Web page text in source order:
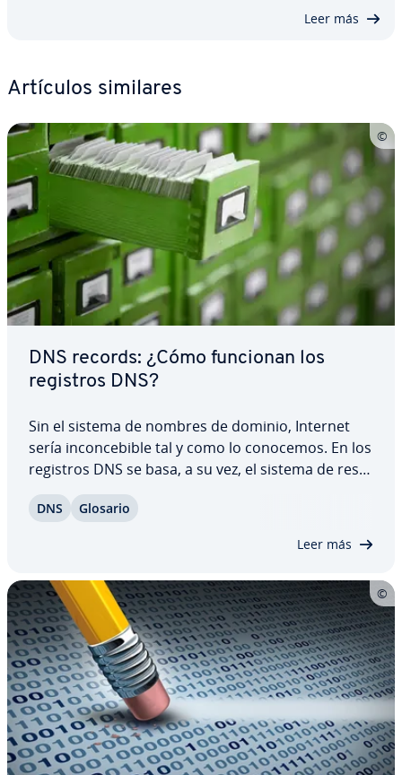
Leer más
Artículos similares
DNS records: ¿Cómo funcionan los
registros DNS?
Sin el sistema de nombres de dominio, Internet
sería in­co­n­ce­bi­ble tal y como lo conocemos. En los
registros DNS se basa, a su vez, el sistema de re­so­
es­tru­c­tu­ra y en formato de texto normal se
DNS Glosario
Leer más